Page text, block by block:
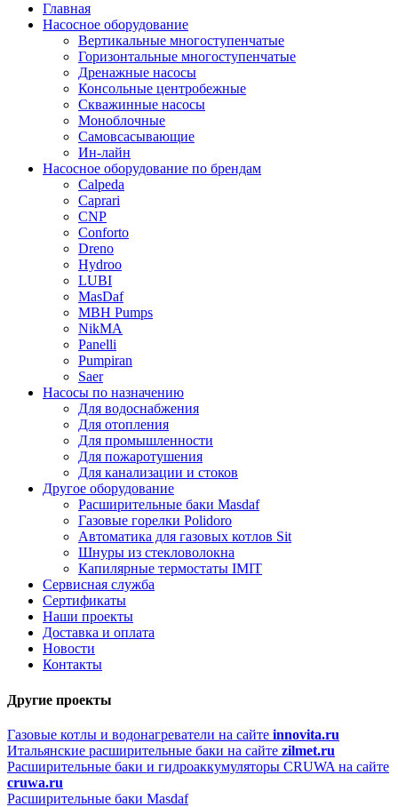
Главная
Насосное оборудование
Вертикальные многоступенчатые
Горизонтальные многоступенчатые
Дренажные насосы
Консольные центробежные
Скважинные насосы
Моноблочные
Самовсасывающие
Ин-лайн
Насосное оборудование по брендам
Calpeda
Caprari
CNP
Conforto
Dreno
Hydroo
LUBI
MasDaf
MBH Pumps
NikMA
Panelli
Pumpiran
Saer
Насосы по назначению
Для водоснабжения
Для отопления
Для промышленности
Для пожаротушения
Для канализации и стоков
Другое оборудование
Расширительные баки Masdaf
Газовые горелки Polidoro
Автоматика для газовых котлов Sit
Шнуры из стекловолокна
Капилярные термостаты IMIT
Сервисная служба
Сертификаты
Наши проекты
Доставка и оплата
Новости
Контакты
Другие проекты
Газовые котлы и водонагреватели на сайте innovita.ru
Итальянские расширительные баки на сайте zilmet.ru
Расширительные баки и гидроаккумуляторы CRUWA на сайте
cruwa.ru
Расширительные баки Masdaf